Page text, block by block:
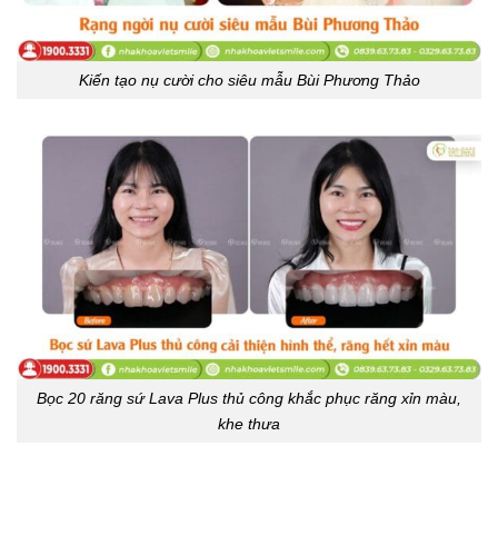
Kiến tạo nụ cười cho siêu mẫu Bùi Phương Thảo
Bọc 20 răng sứ Lava Plus thủ công khắc phục răng xỉn màu,
khe thưa